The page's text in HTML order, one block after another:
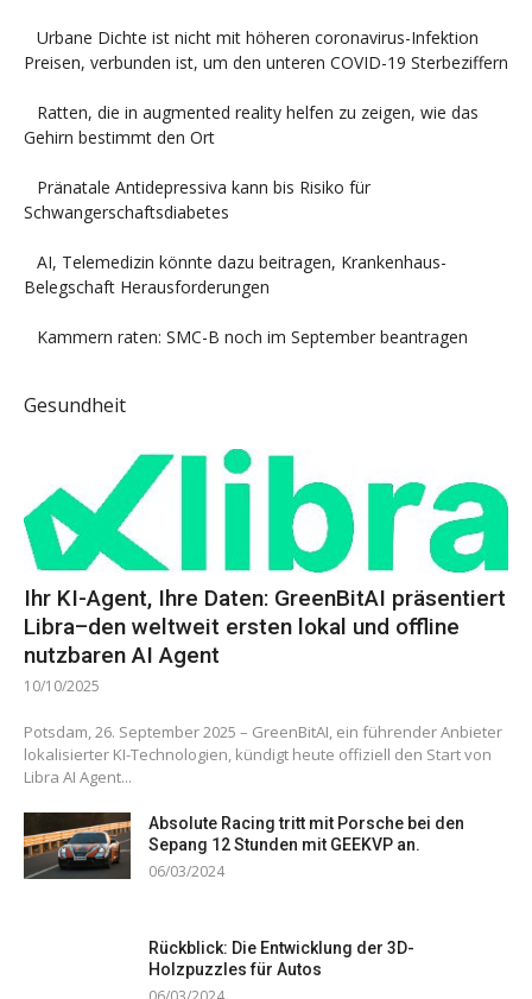
Urbane Dichte ist nicht mit höheren coronavirus-Infektion
Preisen, verbunden ist, um den unteren COVID-19 Sterbeziffern
Ratten, die in augmented reality helfen zu zeigen, wie das
Gehirn bestimmt den Ort
Pränatale Antidepressiva kann bis Risiko für
Schwangerschaftsdiabetes
AI, Telemedizin könnte dazu beitragen, Krankenhaus-
Belegschaft Herausforderungen
Kammern raten: SMC-B noch im September beantragen
Gesundheit
Ihr KI-Agent, Ihre Daten: GreenBitAI präsentiert
Libra–den weltweit ersten lokal und offline
nutzbaren AI Agent
10/10/2025
Potsdam, 26. September 2025 – GreenBitAI, ein führender Anbieter
lokalisierter KI-Technologien, kündigt heute offiziell den Start von
Libra AI Agent...
Absolute Racing tritt mit Porsche bei den
Sepang 12 Stunden mit GEEKVP an.
06/03/2024
Rückblick: Die Entwicklung der 3D-
Holzpuzzles für Autos